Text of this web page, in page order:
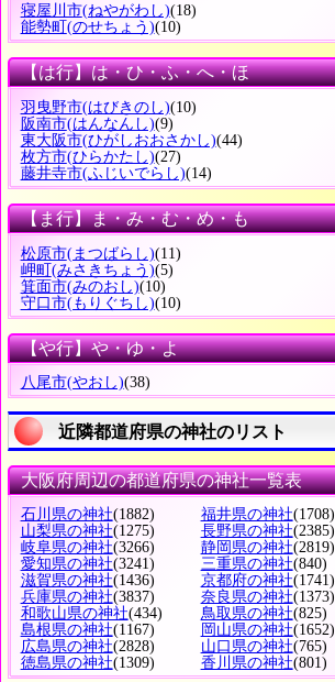
寝屋川市(ねやがわし)(18)
能勢町 (のせちょう)(10)
【は行】は・ひ・ふ・へ・ほ
羽曳野市(はびきのし)(10)
阪南市(はんなんし)(9)
東大阪市(ひがしおおさかし)(44)
枚方市(ひらかたし)(27)
藤井寺市(ふじいでらし)(14)
【ま行】ま・み・む・め・も
松原市(まつばらし)(11)
岬町(みさきちょう)(5)
箕面市(みのおし)(10)
守口市(もりぐちし)(10)
【や行】や・ゆ・よ
八尾市(やおし)(38)
近隣都道府県の神社のリスト
大阪府周辺の都道府県の神社一覧表
石川県の神社(1882) 福井県の神社(1708)
山梨県の神社(1275) 長野県の神社(2385)
岐阜県の神社(3266) 静岡県の神社(2819)
愛知県の神社(3241) 三重県の神社(840)
滋賀県の神社(1436) 京都府の神社(1741)
兵庫県の神社(3837) 奈良県の神社(1373)
和歌山県の神社(434) 鳥取県の神社(825)
島根県の神社(1167) 岡山県の神社(1652)
広島県の神社(2828) 山口県の神社(765)
徳島県の神社(1309) 香川県の神社(801)